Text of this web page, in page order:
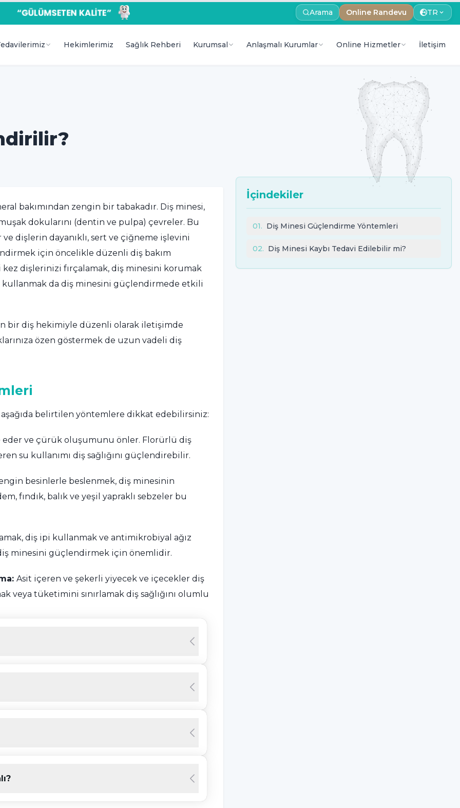
Arama Online Randevu TR
Hekimlerimiz Sağlık Rehberi Kurumsal Anlaşmalı Kurumlar Online Hizmetler İletişim
bakımından zengin bir tabakadır. Diş minesi,
dokularını (dentin ve pulpa) çevreler. Bu
dişlerin dayanıklı, sert ve çiğneme işlevini
için öncelikle düzenli diş bakım
dişlerinizi fırçalamak, diş minesini korumak
kullanmak da diş minesini güçlendirmede etkili
bir diş hekimiyle düzenli olarak iletişimde
özen göstermek de uzun vadeli diş
belirtilen yöntemlere dikkat edebilirsiniz:
eder ve çürük oluşumunu önler. Florürlü diş
su kullanımı diş sağlığını güçlendirebilir.
besinlerle beslenmek, diş minesinin
fındık, balık ve yeşil yapraklı sebzeler bu
diş ipi kullanmak ve antimikrobiyal ağız
diş minesini güçlendirmek için önemlidir.
Asit içeren ve şekerli yiyecek ve içecekler diş
veya tüketimini sınırlamak diş sağlığını olumlu
gitmek, diş minesinin durumunu
ve diş minesini korumak açısından
çok soğuk yiyecek ve içecekler diş minesini
İçindekiler
01. Diş Minesi Güçlendirme Yöntemleri
02. Diş Minesi Kaybı Tedavi Edilebilir mi?